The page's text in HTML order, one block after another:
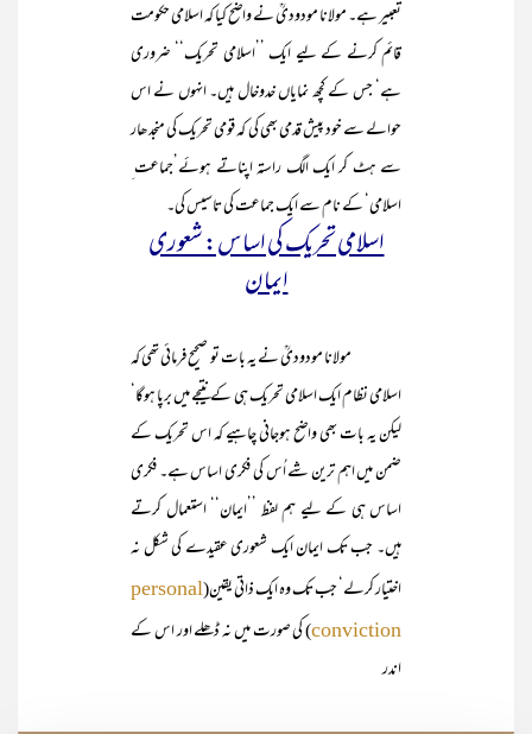
تعبیر ہے۔ مولانا مودودیؒ نے واضح کیا کہ اسلامی حکومت
قائم کرنے کے لیے ایک ’’اسلامی تحریک‘‘ ضروری
ہے‘ جس کے کچھ نمایاں خدوخال ہیں۔ انہوں نے اس
حوالے سے خود پیش قدمی بھی کی کہ قومی تحریک کی منجد ھار
سے ہٹ کر ایک الگ راستہ اپناتے ہوئے’جماعت ِ
اسلامی‘ کے نام سے ایک جماعت کی تاسیس کی۔
اسلامی تحریک کی اساس: شعوری
ایمان
مولانا مودودیؒ نے یہ بات تو صحیح فرمائی تھی کہ
اسلامی نظام ایک اسلامی تحریک ہی کے نتیجے میں برپا ہوگا‘
لیکن یہ بات بھی واضح ہوجانی چاہیے کہ اس تحریک کے
ضمن میں اہم ترین شے اُس کی فکری اساس ہے۔ فکری
اساس ہی کے لیے ہم لفظ ’’ایمان‘‘ استعمال کرتے
ہیں۔ جب تک ایمان ایک شعوری عقیدے کی شکل نہ
اختیار کرلے‘ جب تک وہ ایک ذاتی یقین(personal
conviction) کی صورت میں نہ ڈھلے اور اس کے
اندر